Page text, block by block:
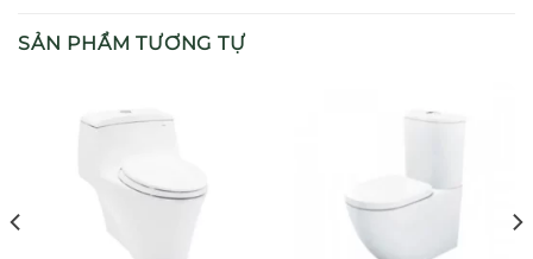
Thiết kế gắn tường giúp tối ưu diện tích và tạo
Đường kính bát sen Ø 102 mm — vừa vặn, tinh tế
Lớp mạ Nickel–Crom bền đẹp, sáng bóng và
chống ăn mòn hiệu quả
SẢN PHẨM TƯƠNG TỰ